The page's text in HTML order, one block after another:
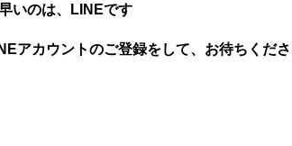
いのは、LINEです
アカウントのご登録をして、お待ちくだ